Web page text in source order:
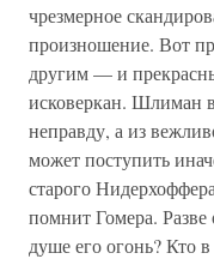
чрезмерное
произношение. Вот
другим — и
исковеркан. Шлиман
неправду, а из
может поступить
старого
помнит Гомера. Разве
душе его огонь? Кто